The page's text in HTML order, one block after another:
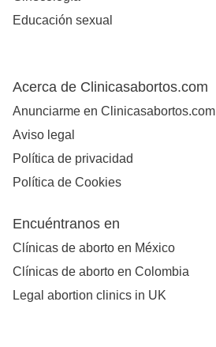
Educación sexual
Acerca de Clinicasabortos.com
Anunciarme en Clinicasabortos.com
Aviso legal
Política de privacidad
Política de Cookies
Encuéntranos en
Clínicas de aborto en México
Clínicas de aborto en Colombia
Legal abortion clinics in UK